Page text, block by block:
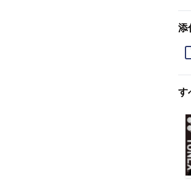
添
す